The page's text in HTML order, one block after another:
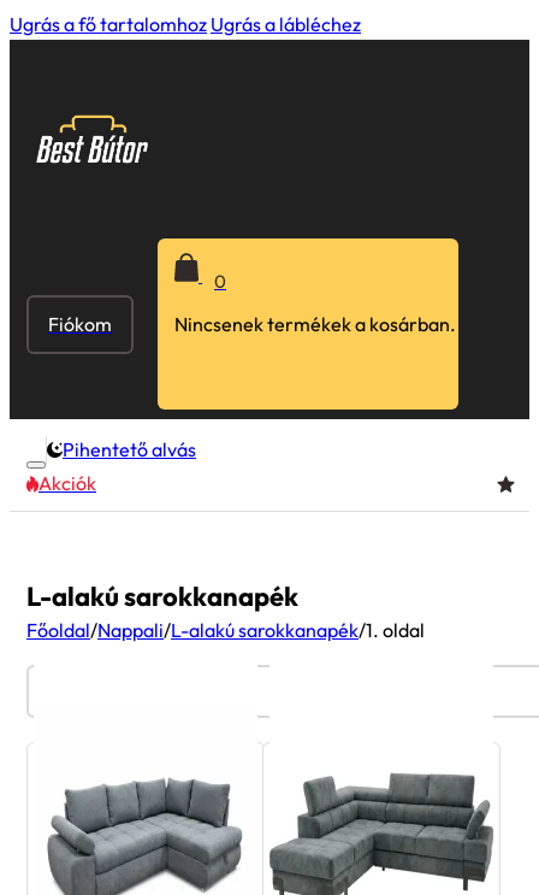
Ugrás a fő tartalomhoz Ugrás a lábléchez
Fiókom
0
Nincsenek termékek a kosárban.
Pihentető alvás
Akciók
L-alakú sarokkanapék
Főoldal/Nappali/L-alakú sarokkanapék/1. oldal